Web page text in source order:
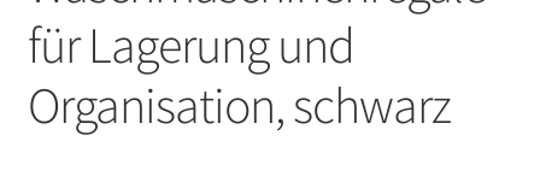
für Lagerung und
Organisation, schwarz